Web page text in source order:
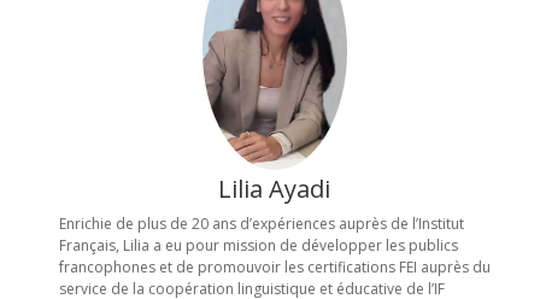
Lilia Ayadi
Enrichie de plus de 20 ans d’expériences auprès de l’Institut
Français, Lilia a eu pour mission de développer les publics
francophones et de promouvoir les certifications FEI auprès du
service de la coopération linguistique et éducative de l’IF